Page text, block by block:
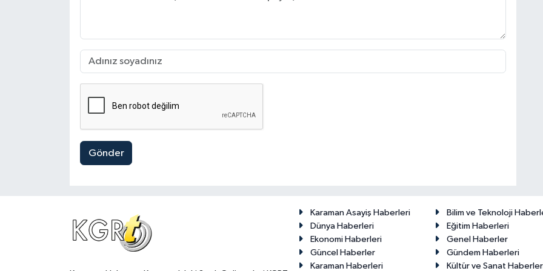
Gönder
Karaman Asayiş Haberleri
Bilim ve Teknoloji
Dünya Haberleri
Eğitim Haberleri
Ekonomi Haberleri
Genel Haberler
Güncel Haberler
Gündem Haberleri
Karaman Haberleri
Kültür ve Sanat